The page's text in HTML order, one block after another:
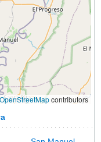
OpenStreetMapcontributors